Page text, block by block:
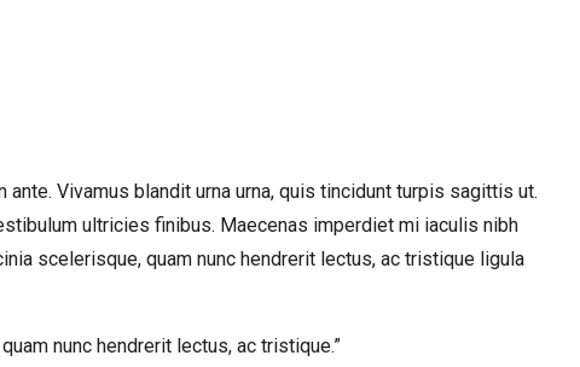
Vivamus blandit urna urna, quis tincidunt turpis sagittis ut.
ultricies finibus. Maecenas imperdiet mi iaculis nibh
scelerisque, quam nunc hendrerit lectus, ac tristique ligula
nunc hendrerit lectus, ac tristique.”